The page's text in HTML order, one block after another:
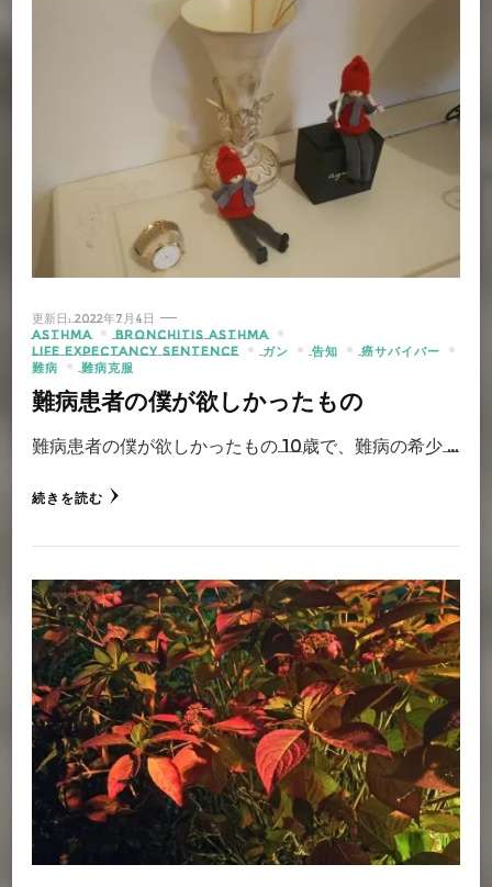
更新日:2022年7月4日
ASTHMA
BRONCHITIS ASTHMA
LIFE EXPECTANCY SENTENCE
ガン 告知
癌サバイバー
難病
難病克服
難病患者の僕が欲しかったもの
難病患者の僕が欲しかったもの 10歳で、難病の希少 …
続きを読む